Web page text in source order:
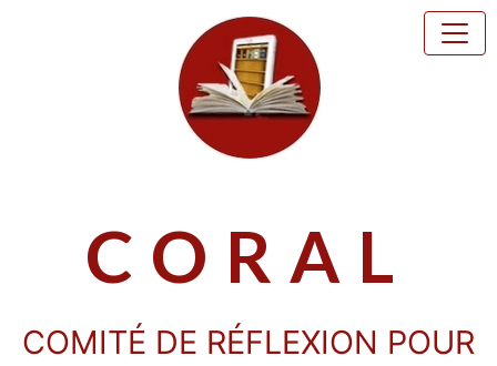
CORAL
COMITÉ DE RÉFLEXION POUR